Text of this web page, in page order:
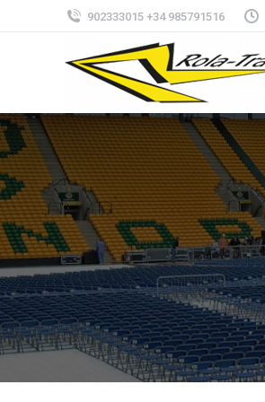
902333015 +34 985791516